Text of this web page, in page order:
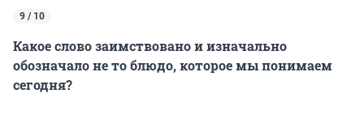
9 / 10
Какое слово заимствовано и изначально
обозначало не то блюдо, которое мы понимаем
сегодня?